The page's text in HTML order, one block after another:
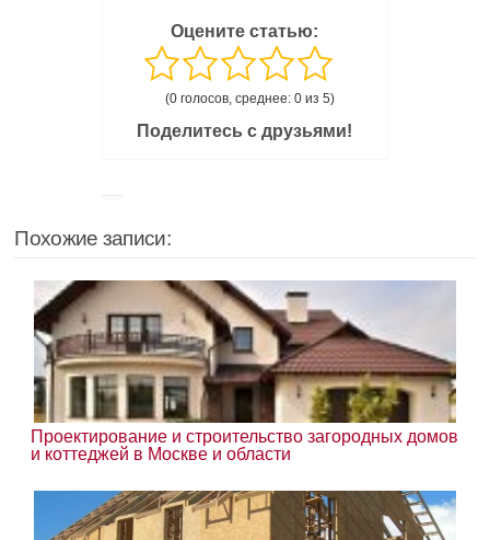
Оцените статью:
(0 голосов, среднее: 0 из 5)
Поделитесь с друзьями!
Похожие записи:
Проектирование и строительство загородных домов
и коттеджей в Москве и области